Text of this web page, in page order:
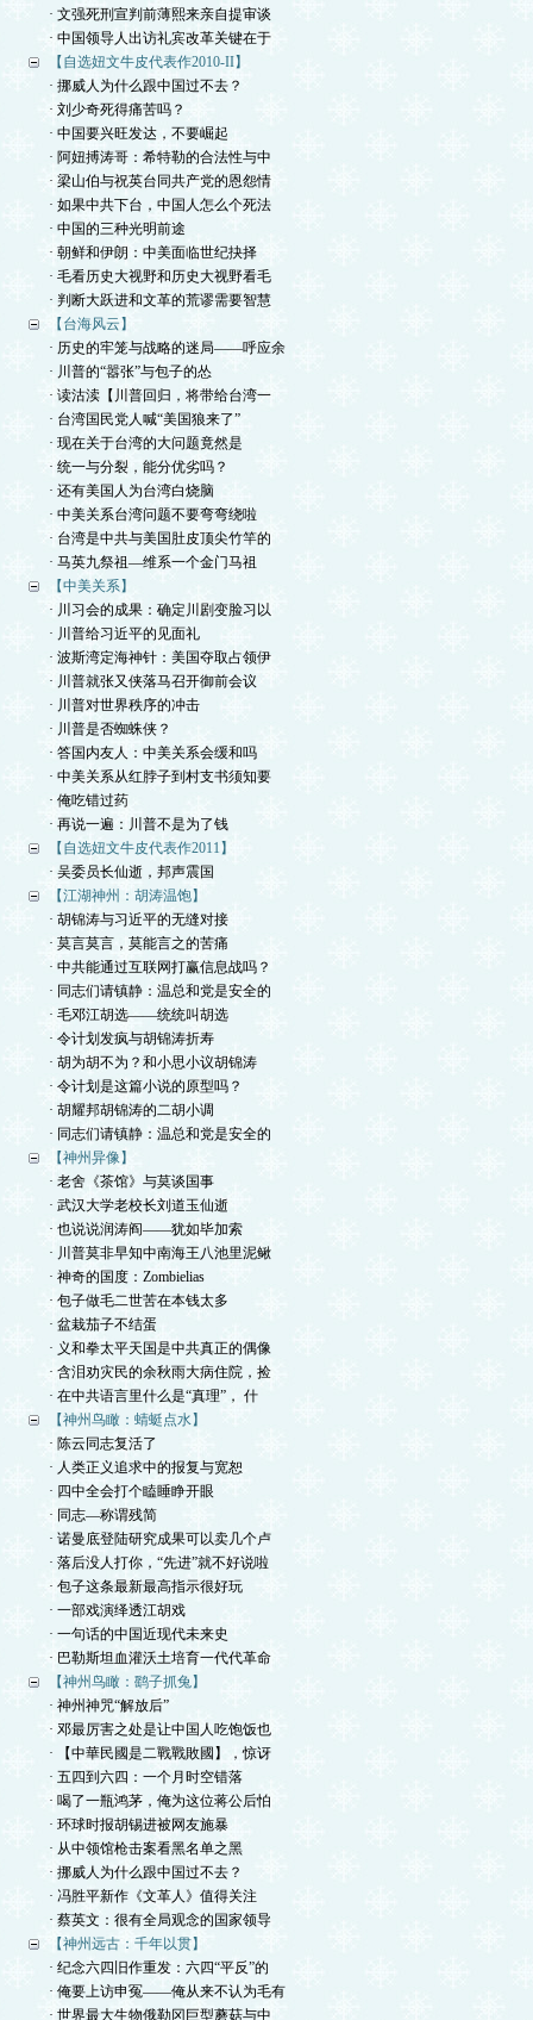
· 文强死刑宣判前薄熙来亲自提审谈
· 中国领导人出访礼宾改革关键在于
【自选妞文牛皮代表作2010-II】
· 挪威人为什么跟中国过不去？
· 刘少奇死得痛苦吗？
· 中国要兴旺发达，不要崛起
· 阿妞搏涛哥：希特勒的合法性与中
· 梁山伯与祝英台同共产党的恩怨情
· 如果中共下台，中国人怎么个死法
· 中国的三种光明前途
· 朝鲜和伊朗：中美面临世纪抉择
· 毛看历史大视野和历史大视野看毛
· 判断大跃进和文革的荒谬需要智慧
【台海风云】
· 历史的牢笼与战略的迷局——呼应余
· 川普的“嚣张”与包子的怂
· 读沽渎【川普回归，将带给台湾一
· 台湾国民党人喊“美国狼来了”
· 现在关于台湾的大问题竟然是
· 统一与分裂，能分优劣吗？
· 还有美国人为台湾白烧脑
· 中美关系台湾问题不要弯弯绕啦
· 台湾是中共与美国肚皮顶尖竹竿的
· 马英九祭祖—维系一个金门马祖
【中美关系】
· 川习会的成果：确定川剧变脸习以
· 川普给习近平的见面礼
· 波斯湾定海神针：美国夺取占领伊
· 川普就张又侠落马召开御前会议
· 川普对世界秩序的冲击
· 川普是否蜘蛛侠？
· 答国内友人：中美关系会缓和吗
· 中美关系从红脖子到村支书须知要
· 俺吃错过药
· 再说一遍：川普不是为了钱
【自选妞文牛皮代表作2011】
· 吴委员长仙逝，邦声震国
【江湖神州：胡涛温饱】
· 胡锦涛与习近平的无缝对接
· 莫言莫言，莫能言之的苦痛
· 中共能通过互联网打赢信息战吗？
· 同志们请镇静：温总和党是安全的
· 毛邓江胡选——统统叫胡选
· 令计划发疯与胡锦涛折寿
· 胡为胡不为？和小思小议胡锦涛
· 令计划是这篇小说的原型吗？
· 胡耀邦胡锦涛的二胡小调
· 同志们请镇静：温总和党是安全的
【神州异像】
· 老舍《茶馆》与莫谈国事
· 武汉大学老校长刘道玉仙逝
· 也说说润涛阎——犹如毕加索
· 川普莫非早知中南海王八池里泥鳅
· 神奇的国度：Zombielias
· 包子做毛二世苦在本钱太多
· 盆栽茄子不结蛋
· 义和拳太平天国是中共真正的偶像
· 含泪劝灾民的余秋雨大病住院，捡
· 在中共语言里什么是“真理”， 什
【神州鸟瞰：蜻蜓点水】
· 陈云同志复活了
· 人类正义追求中的报复与宽恕
· 四中全会打个瞌睡睁开眼
· 同志—称谓残简
· 诺曼底登陆研究成果可以卖几个卢
· 落后没人打你，“先进”就不好说啦
· 包子这条最新最高指示很好玩
· 一部戏演绎透江胡戏
· 一句话的中国近现代未来史
· 巴勒斯坦血灌沃土培育一代代革命
【神州鸟瞰：鹞子抓兔】
· 神州神咒“解放后”
· 邓最厉害之处是让中国人吃饱饭也
· 【中華民國是二戰戰敗國】，惊讶
· 五四到六四：一个月时空错落
· 喝了一瓶鸿茅，俺为这位蒋公后怕
· 环球时报胡锡进被网友施暴
· 从中领馆枪击案看黑名单之黑
· 挪威人为什么跟中国过不去？
· 冯胜平新作《文革人》值得关注
· 蔡英文：很有全局观念的国家领导
【神州远古：千年以贯】
· 纪念六四旧作重发：六四“平反”的
· 俺要上访申冤——俺从来不认为毛有
· 世界最大生物俄勒冈巨型蘑菇与中